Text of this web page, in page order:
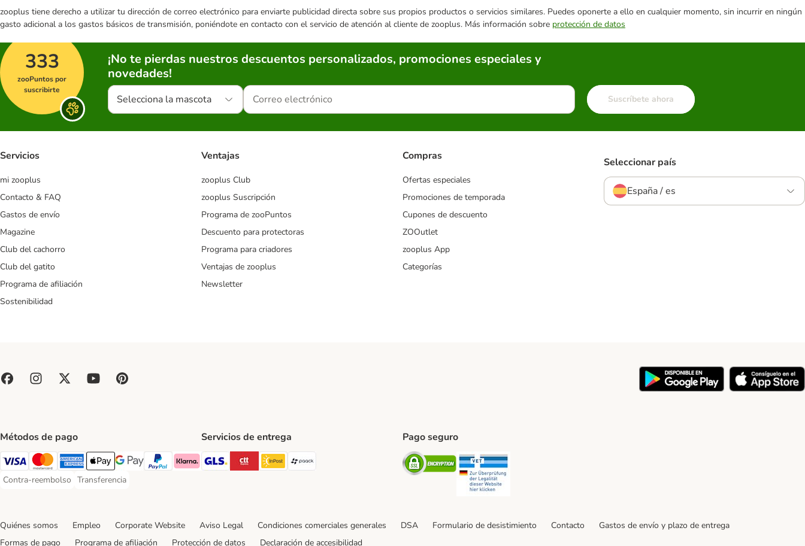
zooplus tiene derecho a utilizar tu dirección de correo electrónico para enviarte publicidad directa sobre sus propios productos o servicios similares. Puedes oponerte a ello en cualquier momento, sin incurrir en ningún
gasto adicional a los gastos básicos de transmisión, poniéndote en contacto con el servicio de atención al cliente de zooplus. Más información sobre protección de datos
333
zooPuntos por
suscribirte
¡No te pierdas nuestros descuentos personalizados, promociones especiales y
novedades!
Selecciona la mascota Suscríbete ahora
Servicios
mi zooplus
Contacto & FAQ
Gastos de envío
Magazine
Club del cachorro
Club del gatito
Programa de afiliación
Sostenibilidad
Ventajas
zooplus Club
zooplus Suscripción
Programa de zooPuntos
Descuento para protectoras
Programa para criadores
Ventajas de zooplus
Newsletter
Compras
Ofertas especiales
Promociones de temporada
Cupones de descuento
ZOOutlet
zooplus App
Categorías
Seleccionar país
España / es
Métodos de pago
Visa Payment Method
Mastercard Payment Method
American Express Payment Method
Apple Pay Payment Method
Google Pay Payment Method
PayPal Payment Method
Klarna Payment Method
Contra-reembolso
Contra-reembolso Payment Method
Transferencia
Transferencia Payment Method
Servicios de entrega
GLS Shipping Method
CTTExpress Shipping Method
InPost Shipping Method
paack Shipping Method
Pago seguro
Security
Quiénes somos Empleo Corporate Website Aviso Legal Condiciones comerciales generales DSA Formulario de desistimiento Contacto
Gastos de envío y plazo de entrega
Formas de pago
Programa de afiliación Protección de datos Declaración de accesibilidad